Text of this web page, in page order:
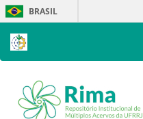
Skip
navigation
BRASIL